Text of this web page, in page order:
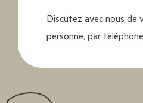
Discutez avec nous de
personne, par